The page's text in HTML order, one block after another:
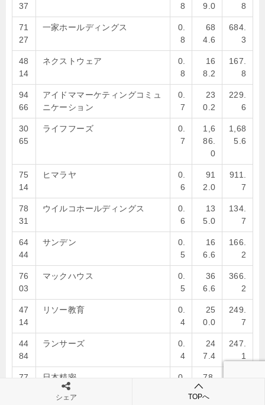
37
8
9.0
8
71
27
一家ホールディングス
0.
8
68
4.6
684.
3
48
14
ネクストウェア
0.
8
16
8.2
167.
8
94
66
アイドママーケティングコミュ
ニケーション
0.
7
23
0.2
229.
6
30
65
ライフフーズ
0.
7
1,6
86.
0
1,68
5.6
75
14
ヒマラヤ
0.
6
91
2.0
911.
7
78
31
ウイルコホールディングス
0.
6
13
5.0
134.
7
64
44
サンデン
0.
5
16
6.6
166.
2
76
03
マックハウス
0.
5
36
6.6
366.
2
47
14
リソー教育
0.
4
25
0.0
249.
7
44
84
ランサーズ
0.
4
24
7.4
247.
1
77
日本精密
0.
78.
シェア TOPへ